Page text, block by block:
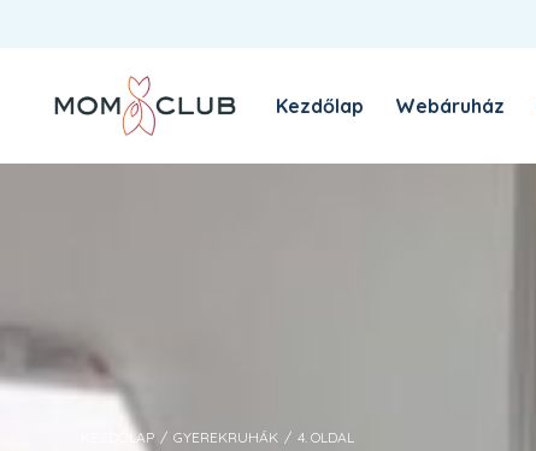
Kezdőlap Webáruház
KEZDŐLAP / GYEREKRUHÁK / 4. OLDAL